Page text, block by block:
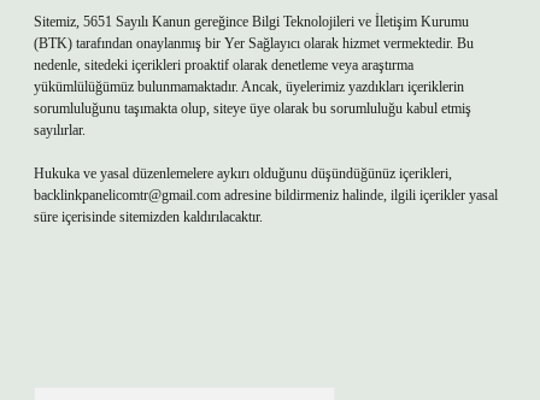
Sitemiz, 5651 Sayılı Kanun gereğince Bilgi Teknolojileri ve İletişim Kurumu
(BTK) tarafından onaylanmış bir Yer Sağlayıcı olarak hizmet vermektedir. Bu
nedenle, sitedeki içerikleri proaktif olarak denetleme veya araştırma
yükümlülüğümüz bulunmamaktadır. Ancak, üyelerimiz yazdıkları içeriklerin
sorumluluğunu taşımakta olup, siteye üye olarak bu sorumluluğu kabul etmiş
sayılırlar.
Hukuka ve yasal düzenlemelere aykırı olduğunu düşündüğünüz içerikleri,
backlinkpanelicomtr@gmail.com adresine bildirmeniz halinde, ilgili içerikler yasal
süre içerisinde sitemizden kaldırılacaktır.